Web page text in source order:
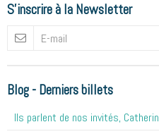
S'inscrire à la Newsletter
Blog - Derniers billets
Ils parlent de nos invités,